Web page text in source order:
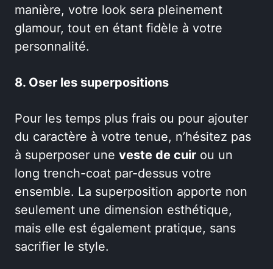
manière, votre look sera pleinement
glamour, tout en étant fidèle à votre
personnalité.
8. Oser les superpositions
Pour les temps plus frais ou pour ajouter
du caractère à votre tenue, n’hésitez pas
à superposer une veste de cuir ou un
long trench-coat par-dessus votre
ensemble. La superposition apporte non
seulement une dimension esthétique,
mais elle est également pratique, sans
sacrifier le style.